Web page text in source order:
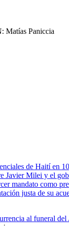
Paniccia
de Haití en
Javier Milei y el
mandato como
justa de su
al funeral